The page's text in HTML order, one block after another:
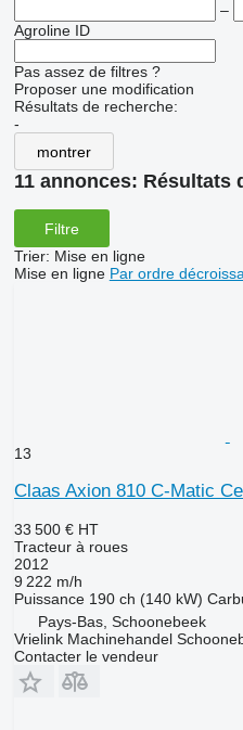
–
Agroline ID
Pas assez de filtres ?
Proposer une modification
Résultats de recherche:
-
montrer
11 annonces: Résultats
Filtre
Trier: Mise en ligne
Mise en ligne Par ordre
13
Claas Axion 810 C-Matic
33 500 € HT
Tracteur à roues
2012
9 222 m/h
Puissance 190 ch (140 kW)
Pays-Bas, Schoonebeek
Vrielink Machinehandel
Contacter le vendeur